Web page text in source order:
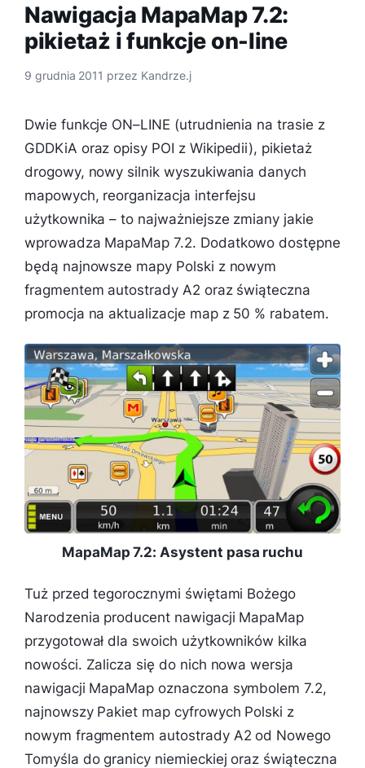
Nawigacja MapaMap 7.2:
pikietaż i funkcje on-line
9 grudnia 2011 przez Kandrze.j
Dwie funkcje ON–LINE (utrudnienia na trasie z
GDDKiA oraz opisy POI z Wikipedii), pikietaż
drogowy, nowy silnik wyszukiwania danych
mapowych, reorganizacja interfejsu
użytkownika – to najważniejsze zmiany jakie
wprowadza MapaMap 7.2. Dodatkowo dostępne
będą najnowsze mapy Polski z nowym
fragmentem autostrady A2 oraz świąteczna
promocja na aktualizacje map z 50 % rabatem.
MapaMap 7.2: Asystent pasa ruchu
Tuż przed tegorocznymi świętami Bożego
Narodzenia producent nawigacji MapaMap
przygotował dla swoich użytkowników kilka
nowości. Zalicza się do nich nowa wersja
nawigacji MapaMap oznaczona symbolem 7.2,
najnowszy Pakiet map cyfrowych Polski z
nowym fragmentem autostrady A2 od Nowego
Tomyśla do granicy niemieckiej oraz świąteczna